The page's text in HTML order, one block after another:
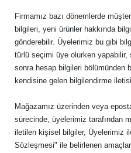
Firmamız bazı dönemlerde
bilgileri, yeni ürünler hakkında
gönderebilir. Üyelerimiz bu gibi
türlü seçimi üye olurken yapabilir,
sonra hesap bilgileri bölümünden
kendisine gelen bilgilendirme
Mağazamız üzerinden veya
sürecinde, üyelerimiz tarafından
iletilen kişisel bilgiler, Üyelerimiz
Sözleşmesi" ile belirlenen